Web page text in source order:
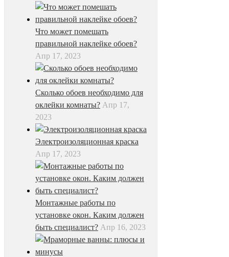
Что может помешать
правильной наклейке обоев?
Апр 17, 2023
Сколько обоев необходимо для
оклейки комнаты? Апр 17,
2023
Электроизоляционная краска
Апр 17, 2023
Монтажные работы по
установке окон. Каким должен
быть специалист? Апр 16, 2023